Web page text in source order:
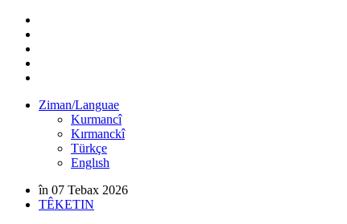
Ziman/Languae
Kurmancî
Kırmanckî
Türkçe
Englısh
în 07 Tebax 2026
TÊKETIN